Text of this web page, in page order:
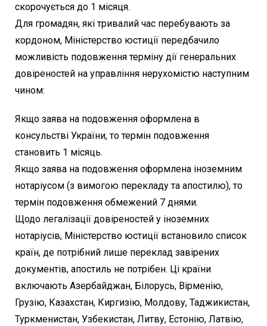
скорочується до 1 місяця.
Для громадян, які тривалий час перебувають за
кордоном, Міністерство юстиції передбачило
можливість подовження терміну дії генеральних
довіреностей на управління нерухомістю наступним
чином:
Якщо заява на подовження оформлена в
консульстві України, то термін подовження
становить 1 місяць.
Якщо заява на подовження оформлена іноземним
нотаріусом (з вимогою перекладу та апостилю), то
термін подовження обмежений 7 днями.
Щодо легалізації довіреностей у іноземних
нотаріусів, Міністерство юстиції встановило список
країн, де потрібний лише переклад завірених
документів, апостиль не потрібен. Ці країни
включають Азербайджан, Білорусь, Вірменію,
Грузію, Казахстан, Киргизію, Молдову, Таджикистан,
Туркменистан, Узбекистан, Литву, Естонію, Латвію,